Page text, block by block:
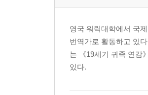
영국 워릭대학에서 국
번역가로 활동하고 있
는 《19세기 귀족 연감
있다.